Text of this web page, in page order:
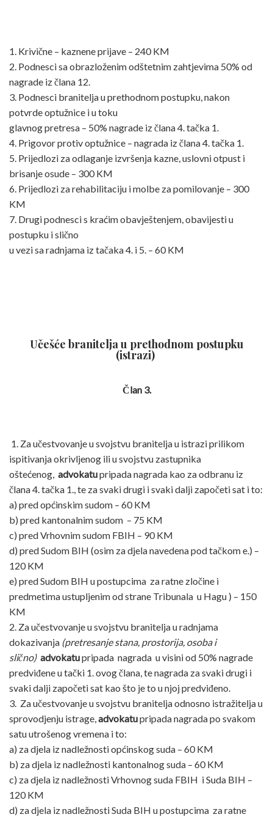
1. Krivične – kaznene prijave – 240 KM
2. Podnesci sa obrazloženim odštetnim zahtjevima 50% od
nagrade iz člana 12.
3. Podnesci branitelja u prethodnom postupku, nakon
potvrde optužnice i u toku
glavnog pretresa – 50% nagrade iz člana 4. tačka 1.
4. Prigovor protiv optužnice – nagrada iz člana 4. tačka 1.
5. Prijedlozi za odlaganje izvršenja kazne, uslovni otpust i
brisanje osude – 300 KM
6. Prijedlozi za rehabilitaciju i molbe za pomilovanje – 300
KM
7. Drugi podnesci s kraćim obavještenjem, obavijesti u
postupku i slično
u vezi sa radnjama iz tačaka 4. i 5. – 60 KM
Učešće branitelja u prethodnom postupku
(istrazi)
Član 3.
1. Za učestvovanje u svojstvu branitelja u istrazi prilikom
ispitivanja okrivljenog ili u svojstvu zastupnika
oštećenog, advokatupripada nagrada kao za odbranu iz
člana 4. tačka 1., te za svaki drugi i svaki dalji započeti sat i to:
a) pred općinskim sudom – 60 KM
b) pred kantonalnim sudom – 75 KM
c) pred Vrhovnim sudom FBIH – 90 KM
d) pred Sudom BIH (osim za djela navedena pod tačkom e.) –
120 KM
e) pred Sudom BIH u postupcima za ratne zločine i
predmetima ustupljenim od strane Tribunala u Hagu ) – 150
KM
2. Za učestvovanje u svojstvu branitelja u radnjama
dokazivanja (pretresanje stana, prostorija, osoba i
slično) advokatupripada nagrada u visini od 50% nagrade
predviđene u tački 1. ovog člana, te nagrada za svaki drugi i
svaki dalji započeti sat kao što je to u njoj predviđeno.
3. Za učestvovanje u svojstvu branitelja odnosno istražitelja u
sprovodjenju istrage,advokatupripada nagrada po svakom
satu utrošenog vremena i to:
a) za djela iz nadležnosti općinskog suda – 60 KM
b) za djela iz nadležnosti kantonalnog suda – 60 KM
c) za djela iz nadležnosti Vrhovnog suda FBIH i Suda BIH –
120 KM
d) za djela iz nadležnosti Suda BIH u postupcima za ratne